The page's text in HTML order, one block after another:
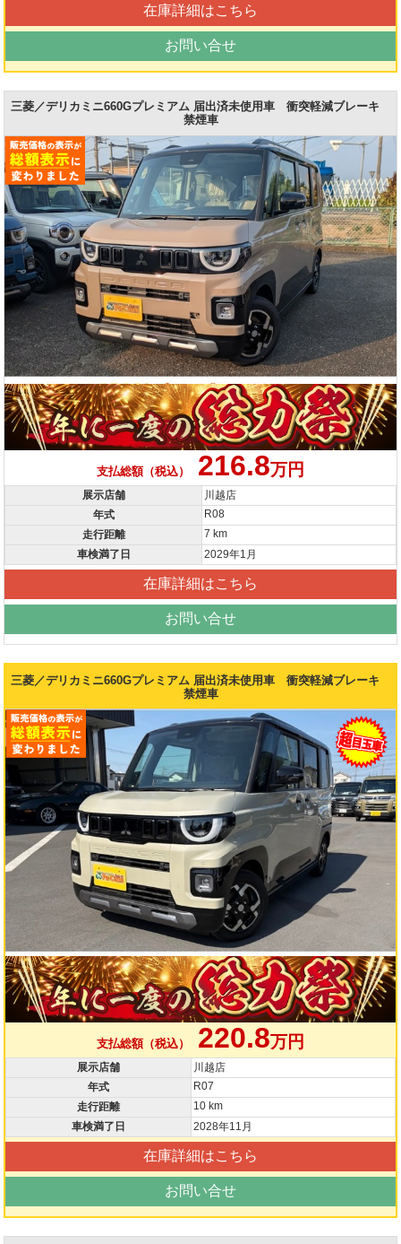
在庫詳細はこちら
お問い合せ
三菱／デリカミニ660Gプレミアム 届出済未使用車 衝突軽減ブレーキ
禁煙車
支払総額（税込） 216.8万円
展示店舗
川越店
年式
R08
走行距離
7 km
車検満了日
2029年1月
在庫詳細はこちら
お問い合せ
三菱／デリカミニ660Gプレミアム 届出済未使用車 衝突軽減ブレーキ
禁煙車
支払総額（税込） 220.8万円
展示店舗
川越店
年式
R07
走行距離
10 km
車検満了日
2028年11月
在庫詳細はこちら
お問い合せ